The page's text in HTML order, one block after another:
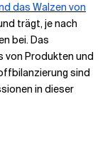
das Walzen von
trägt, je nach
bei. Das
Produkten und
sind
in dieser